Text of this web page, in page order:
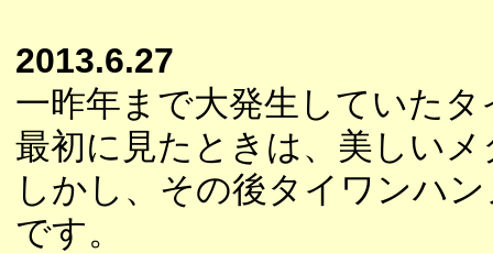
2013.6.27
一昨年まで大発生していた
最初に見たときは、美しい
しかし、その後タイワンハ
です。